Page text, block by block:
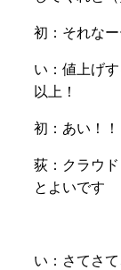
初：それなー
い：値上げ
以上！
初：あい！！
荻：クラウ
とよいです
い：さてさ